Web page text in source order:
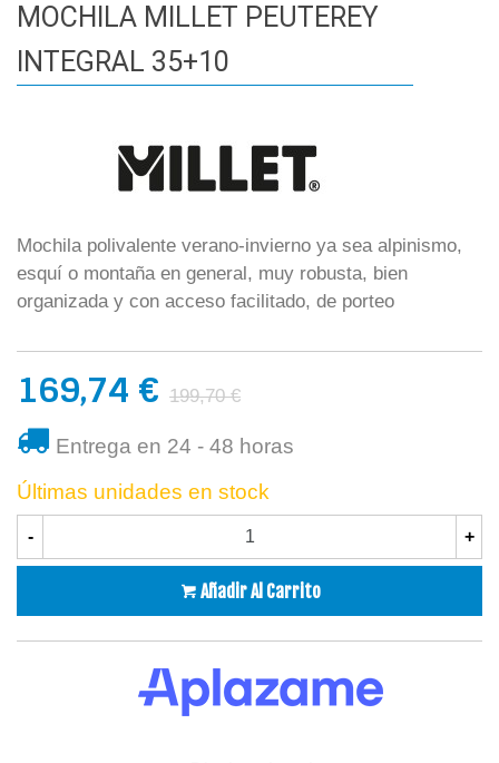
MOCHILA MILLET PEUTEREY
INTEGRAL 35+10
Mochila polivalente verano-invierno ya sea alpinismo,
esquí o montaña en general, muy robusta, bien
organizada y con acceso facilitado, de porteo
169,74 € 199,70 €
Entrega en 24 - 48 horas
Últimas unidades en stock
- +
Añadir Al Carrito